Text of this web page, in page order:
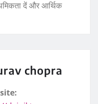
दें और आर्थिक
chopra